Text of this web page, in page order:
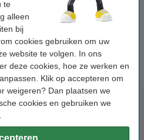
te
alleen
bij
cookies gebruiken om uw
website te volgen. In ons
deze cookies, hoe ze werken en
Klik op accepteren om
weigeren? Dan plaatsen we
cookies en gebruiken we
producten